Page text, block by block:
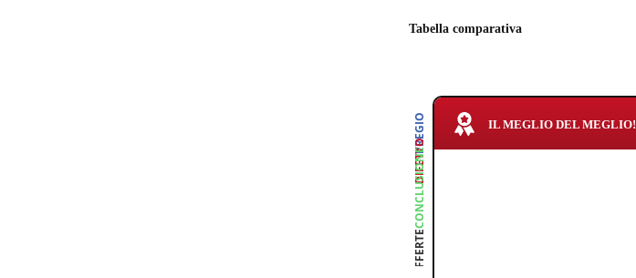
Tabella comparativa
PREGIO
DIFETTO
CONCLUSIONE
OFFERTE
IL MEGLIO DEL MEGLIO!